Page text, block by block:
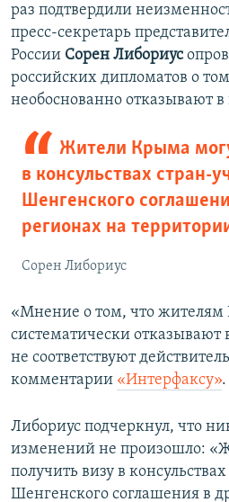
раз подтвердили
пресс-секретарь
России Сорен Либориус
российских дипломатов о
необоснованно отказывают
Жители Крыма
в консульствах стран-
Шенгенского
регионах на
Сорен Либориус
«Мнение о том, что
систематически отказывают
не соответствуют
комментарии «Интерфаксу».
Либориус подчеркнул, что
изменений не произошло:
получить визу в
Шенгенского соглашения в